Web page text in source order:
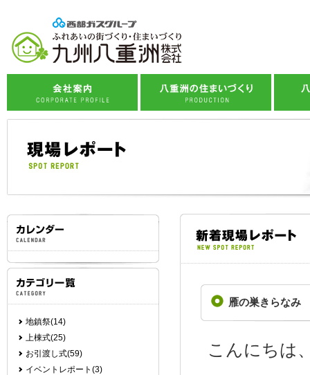
会社概要
社会貢献活動
スタッフ紹介
子育て応援プロジェクト
雁の巣きらな
こんにちは
地鎮祭(14)
上棟式(25)
お引渡し式(59)
イベントレポート(3)